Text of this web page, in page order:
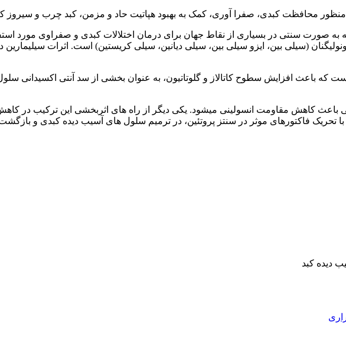
محافظت کبدی، صفرا آوری، کمک به بهبود هپاتیت حاد و مزمن، کبد چرب و
صورت سنتی در بسیاری از نقاط جهان برای درمان اختلالات کبدی و صفراوی مورد
(سیلی بین، ایزو سیلی بین، سیلی دیانین، سیلی کریستین) است. اثرات
که باعث افزایش سطوح کاتالاز و گلوتاتیون، به عنوان بخشی از سد آنتی اکسیدانی
با تحریک فاکتورهای موثر در سنتز پروتئین، در ترمیم سلول‌ های آسیب دیده کبدی و
دیده کبد